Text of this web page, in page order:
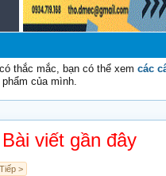
Chào
thắc mắc, bạn có thể xem các
của mình.
Bài viết gần đây
Tiếp >